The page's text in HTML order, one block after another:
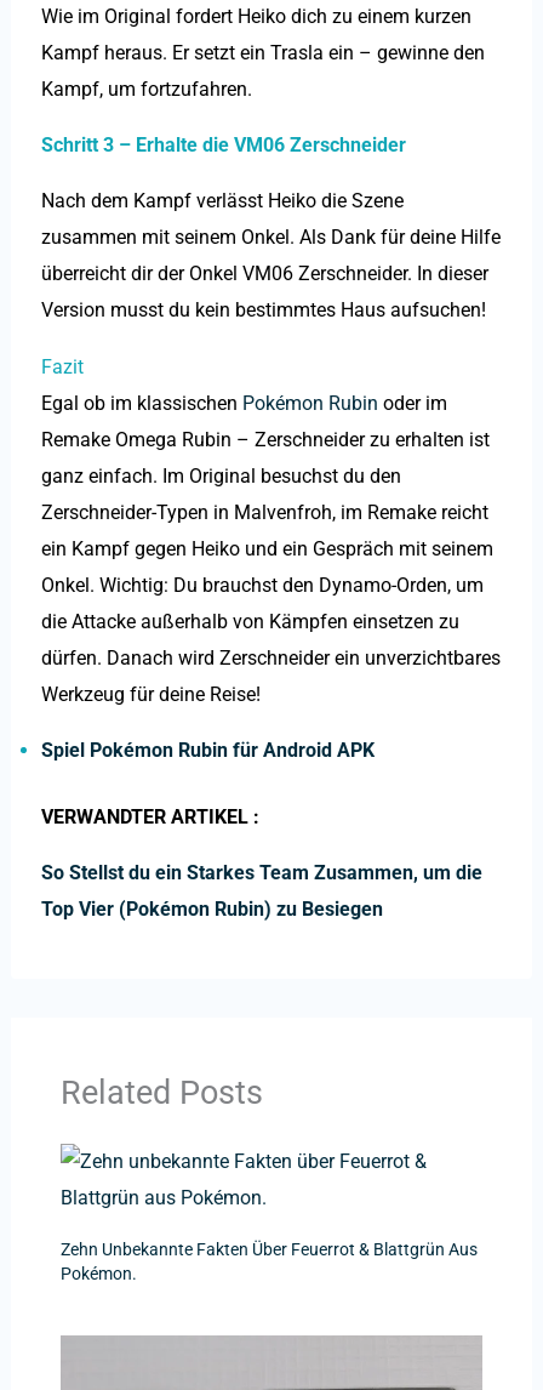
Wie im Original fordert Heiko dich zu einem kurzen
Kampf heraus. Er setzt ein Trasla ein – gewinne den
Kampf, um fortzufahren.
Schritt 3 – Erhalte die VM06 Zerschneider
Nach dem Kampf verlässt Heiko die Szene
zusammen mit seinem Onkel. Als Dank für deine Hilfe
überreicht dir der Onkel VM06 Zerschneider. In dieser
Version musst du kein bestimmtes Haus aufsuchen!
Fazit
Egal ob im klassischen Pokémon Rubin oder im
Remake Omega Rubin – Zerschneider zu erhalten ist
ganz einfach. Im Original besuchst du den
Zerschneider-Typen in Malvenfroh, im Remake reicht
ein Kampf gegen Heiko und ein Gespräch mit seinem
Onkel. Wichtig: Du brauchst den Dynamo-Orden, um
die Attacke außerhalb von Kämpfen einsetzen zu
dürfen. Danach wird Zerschneider ein unverzichtbares
Werkzeug für deine Reise!
Spiel Pokémon Rubin für Android APK
VERWANDTER ARTIKEL :
So Stellst du ein Starkes Team Zusammen, um die
Top Vier (Pokémon Rubin) zu Besiegen
Related Posts
Zehn Unbekannte Fakten Über Feuerrot & Blattgrün Aus
Pokémon.